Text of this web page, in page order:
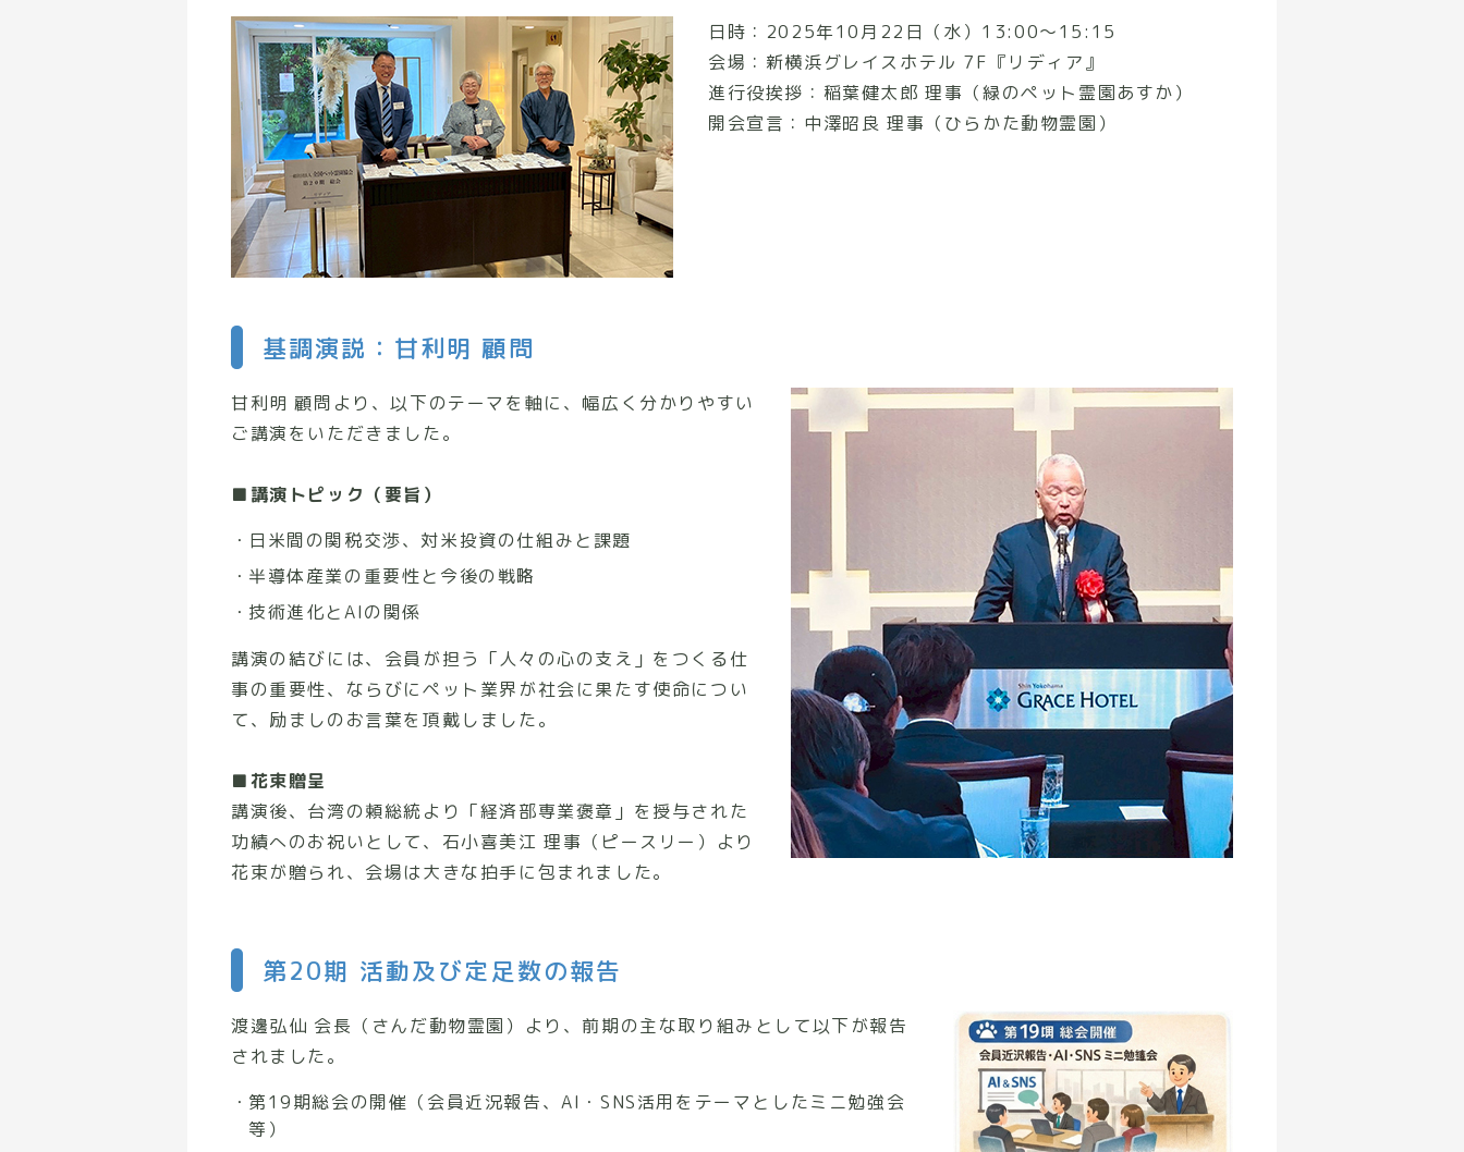
日時：2025年10月22日（水）13:00〜15:15
会場：新横浜グレイスホテル 7F『リディア』
進行役挨拶：稲葉健太郎 理事（緑のペット霊園あすか）
開会宣言：中澤昭良 理事（ひらかた動物霊園）
基調演説：甘利明 顧問
甘利明 顧問より、以下のテーマを軸に、幅広く分かりやすい
ご講演をいただきました。
■講演トピック（要旨）
日米間の関税交渉、対米投資の仕組みと課題
半導体産業の重要性と今後の戦略
技術進化とAIの関係
講演の結びには、会員が担う「人々の心の支え」をつくる仕
事の重要性、ならびにペット業界が社会に果たす使命につい
て、励ましのお言葉を頂戴しました。
■花束贈呈
講演後、台湾の頼総統より「経済部専業褒章」を授与された
功績へのお祝いとして、石小喜美江 理事（ピースリー）より
花束が贈られ、会場は大きな拍手に包まれました。
第20期 活動及び定足数の報告
渡邊弘仙 会長（さんだ動物霊園）より、前期の主な取り組みとして以下が報告
されました。
第19期総会の開催（会員近況報告、AI・SNS活用をテーマとしたミニ勉強会
等）